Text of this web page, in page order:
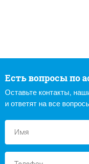
Есть вопросы по
Оставьте контакты,
и ответят на все